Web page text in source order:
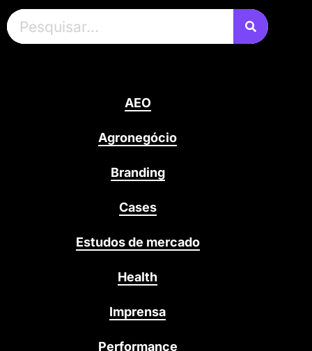
AEO
Agronegócio
Branding
Cases
Estudos de mercado
Health
Imprensa
Performance